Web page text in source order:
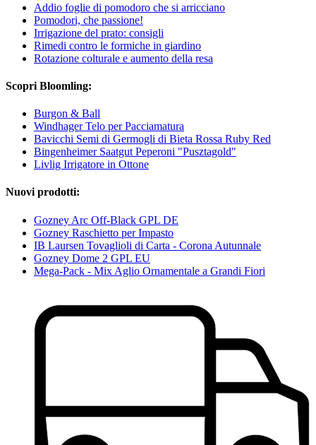
Addio foglie di pomodoro che si arricciano
Pomodori, che passione!
Irrigazione del prato: consigli
Rimedi contro le formiche in giardino
Rotazione colturale e aumento della resa
Scopri Bloomling:
Burgon & Ball
Windhager Telo per Pacciamatura
Bavicchi Semi di Germogli di Bieta Rossa Ruby Red
Bingenheimer Saatgut Peperoni "Pusztagold"
Livlig Irrigatore in Ottone
Nuovi prodotti:
Gozney Arc Off-Black GPL DE
Gozney Raschietto per Impasto
IB Laursen Tovaglioli di Carta - Corona Autunnale
Gozney Dome 2 GPL EU
Mega-Pack - Mix Aglio Ornamentale a Grandi Fiori